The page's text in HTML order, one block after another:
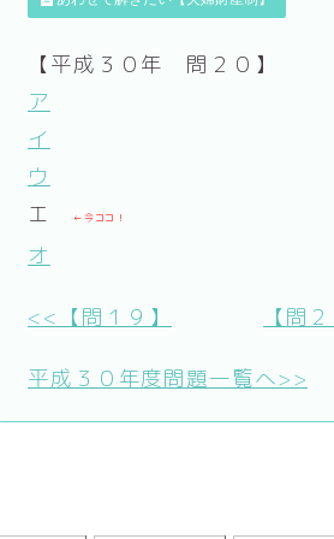
【平成３０年 問２０】
ア
イ
ウ
エ
←今ココ！
オ
<<【問１９】 【問
平成３０年度問題一覧へ>>